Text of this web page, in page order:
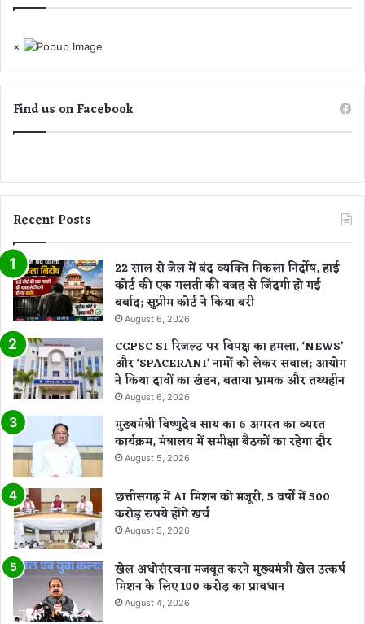
×
Find us on Facebook
Recent Posts
22 साल से जेल में बंद व्यक्ति निकला निर्दोष, हाई
कोर्ट की एक गलती की वजह से जिंदगी हो गई
बर्बाद; सुप्रीम कोर्ट ने किया बरी
August 6, 2026
CGPSC SI रिजल्ट पर विपक्ष का हमला, ‘NEWS’
और ‘SPACERANI’ नामों को लेकर सवाल; आयोग
ने किया दावों का खंडन, बताया भ्रामक और तथ्यहीन
August 6, 2026
मुख्यमंत्री विष्णुदेव साय का 6 अगस्त का व्यस्त
कार्यक्रम, मंत्रालय में समीक्षा बैठकों का रहेगा दौर
August 5, 2026
छत्तीसगढ़ में AI मिशन को मंजूरी, 5 वर्षों में 500
करोड़ रुपये होंगे खर्च
August 5, 2026
खेल अधोसंरचना मजबूत करने मुख्यमंत्री खेल उत्कर्ष
मिशन के लिए 100 करोड़ का प्रावधान
August 4, 2026